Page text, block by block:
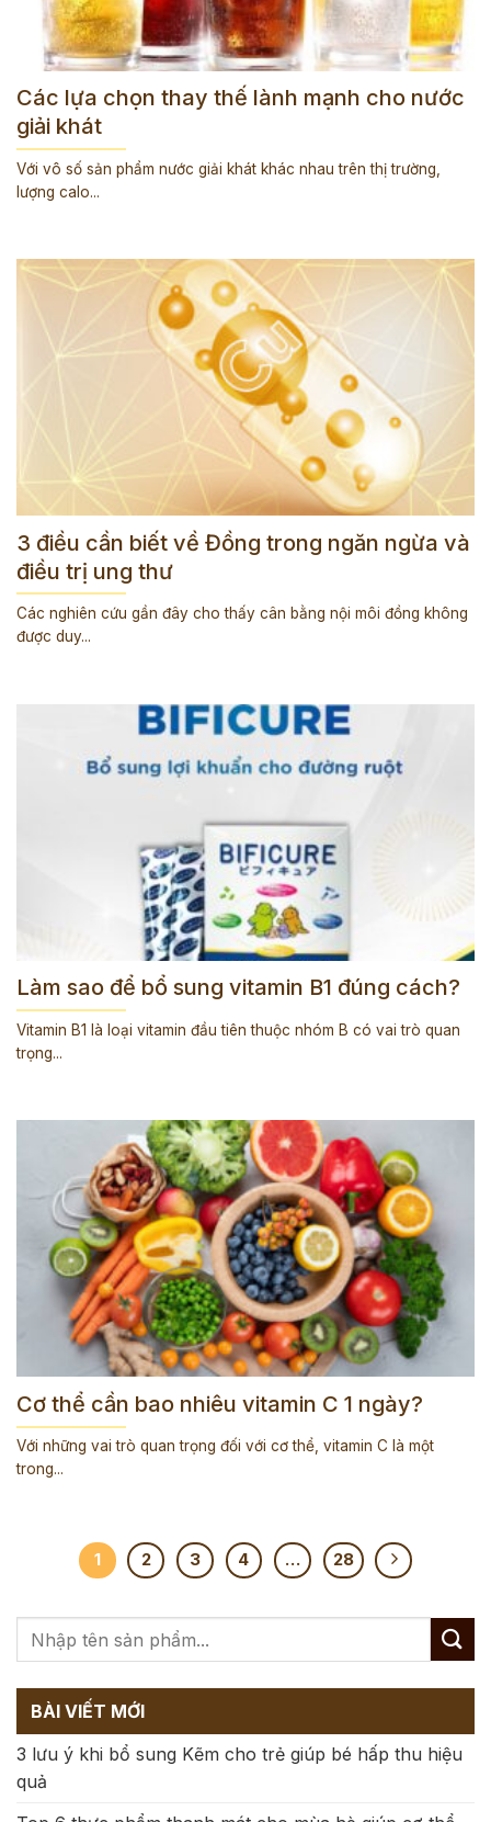
Các lựa chọn thay thế lành mạnh cho nước
giải khát
Với vô số sản phẩm nước giải khát khác nhau trên thị trường,
lượng calo...
3 điều cần biết về Đồng trong ngăn ngừa và
điều trị ung thư
Các nghiên cứu gần đây cho thấy cân bằng nội môi đồng không
được duy...
Làm sao để bổ sung vitamin B1 đúng cách?
Vitamin B1 là loại vitamin đầu tiên thuộc nhóm B có vai trò quan
trọng...
Cơ thể cần bao nhiêu vitamin C 1 ngày?
Với những vai trò quan trọng đối với cơ thể, vitamin C là một
trong...
1 2 3 4 … 28
BÀI VIẾT MỚI
3 lưu ý khi bổ sung Kẽm cho trẻ giúp bé hấp thu hiệu
quả